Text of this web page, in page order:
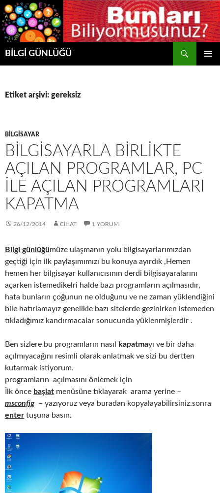
BİLGİ GÜNLÜĞÜ
Ara
Etiket arşivi: gereksiz
BILGISAYAR
BİLGİSAYARLA BİRLİKTE
AÇILAN PROGRAMLAR, PC
ILE AÇILAN PROGRAMLARI
KAPATMA
26/12/2014 CIHAT 1 YORUM
Bilgi günlüğümüze ulaşmanın yolu bilgisayarlarımızdan
geçtiği için ilk paylaşımımızı bu konuya ayırdık ,Hemen
hemen her bilgisayar kullanıcısının derdi bilgisayaralarını
açarken istemedikelri halde bazı programların açılmasıdır,
hata bunların çoğunun ne olduğunu ve ne zaman yüklendiğini
bile hatırlamayız genelikle bazı sitelerde gezinirken istemeden
tıkladığımız kandırmacalar sonucunda yüklenmişlerdir .
Ben sizlere bu programların nasıl kapatmayı ve bir daha
açılmıyacağını resimli olarak anlatmak ve sizi bu dertten
kutarmak istiyorum.
programların açılmasını önlemek için
İlk önce başlat menüsüne tıklayarak arama yerine –
msconfig– yazıyoruz veya buradan kopyalayabilirsiniz.sonra
enter tuşuna basın.